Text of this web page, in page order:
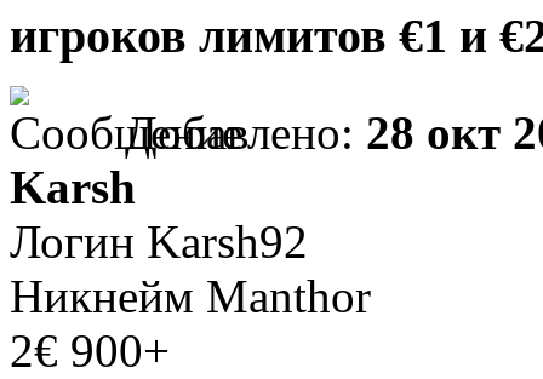
игроков лимитов €1 и
Добавлено: 28 окт
Karsh
Логин Karsh92
Никнейм Manthor
2€ 900+